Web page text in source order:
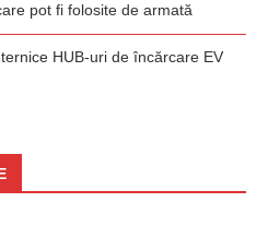
pot fi folosite de armată
HUB-uri de încărcare EV